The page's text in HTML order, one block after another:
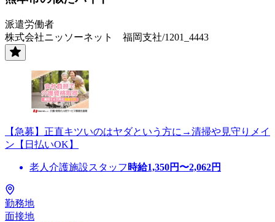
派遣労働者
株式会社ニッソーネット 福岡支社/1201_4443
【急募】正直キツいのはヤダという方に→清掃や見守りメイ
ン【日払いOK】
老人介護施設スタッフ 時給1,350円〜2,062円
勤務地
面接地